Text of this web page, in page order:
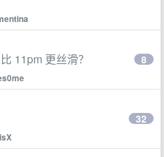
11pm 更丝滑？ 8
32